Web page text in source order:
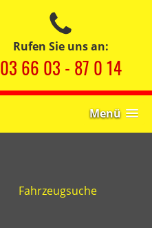
Rufen Sie uns an:
03 66 03 - 87 0 14
Menü
Fahrzeugsuche